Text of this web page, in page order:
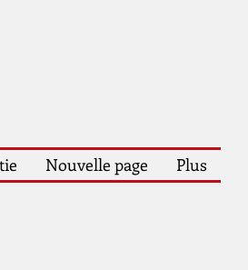
Nouvelle page Plus